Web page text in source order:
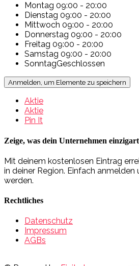
Montag 09:00 - 20:00
Dienstag 09:00 - 20:00
Mittwoch 09:00 - 20:00
Donnerstag 09:00 - 20:00
Freitag 09:00 - 20:00
Samstag 09:00 - 20:00
SonntagGeschlossen
Anmelden, um Elemente zu speichern
Aktie
Aktie
Pin It
Zeige, was dein Unternehmen
Mit deinem kostenlosen Eintrag
in deiner Region. Einfach
werden.
Rechtliches
Datenschutz
Impressum
AGBs